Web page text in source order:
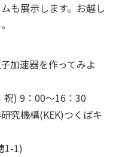
も展示します。お越し
加速器を作ってみよ
) 9：00～16：30
究機構(KEK)つくばキ
1)